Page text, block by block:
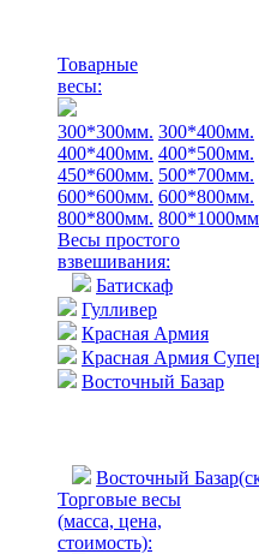
Товарные
весы:
300*300мм. 300*400мм.
400*400мм. 400*500мм.
450*600мм. 500*700мм.
600*600мм. 600*800мм.
800*800мм.
Весы простого
взвешивания:
Батискаф
Гулливер
Красная Армия
Красная Армия
Восточный Базар
Восточный
Торговые весы
(масса, цена,
стоимость):